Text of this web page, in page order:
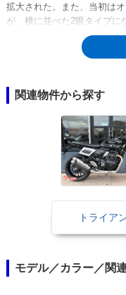
拡大された。また、当初は
が、横に並べた2眼タイプに
画、「ミッションインポッ
を多くの人々に印象付けた
ボ製になり（以前はニッシ
のモデルチェンジでは、長
2眼ヘッドライトを改め、
らは、メーターバイザーと
級仕様としてのスピートト
チェンジで、シリーズはス
されるようになった。
関連物件から探す
トライア
モデル／カラー／関